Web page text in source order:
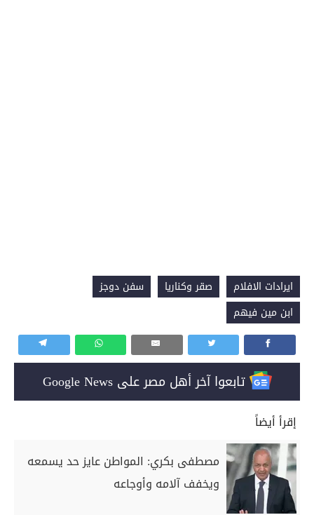
ايرادات الافلام صقر وكناريا
سفن دوجز
ابن مين فيهم
تابعوا آخر أهل مصر على Google News
إقرأ أيضاً
مصطفى بكري: المواطن عايز حد يسمعه
ويخفف آلامه وأوجاعه